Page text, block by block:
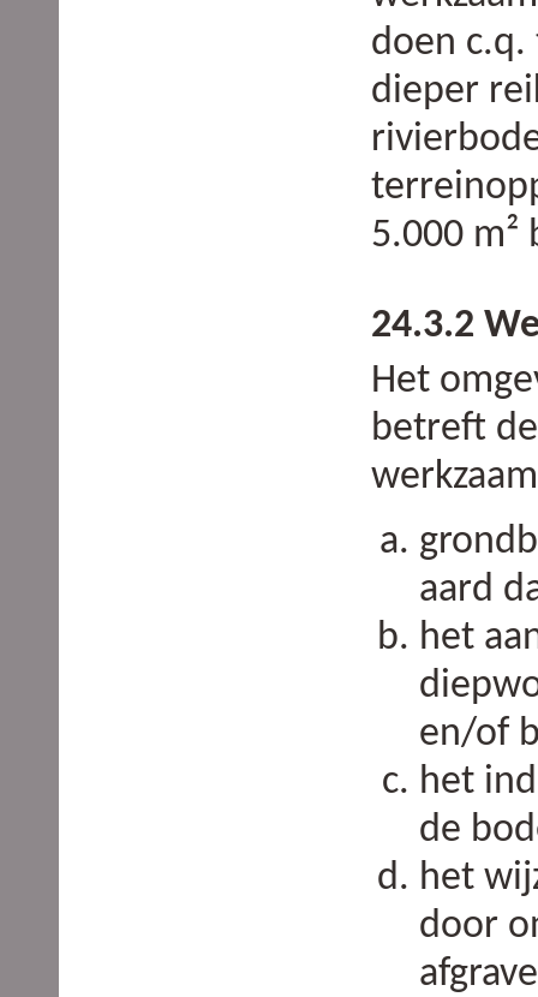
doen
dieper
5.000 m²
24.3.2
Het
betreft
aard
het
en/of
het
de
het
door